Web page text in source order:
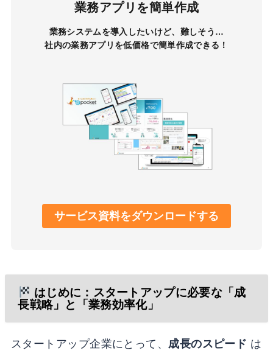
業務アプリを簡単作成
業務システムを導入したいけど、難しそう…
社内の業務アプリを低価格で簡単作成できる！
サービス資料をダウンロードする
はじめに：スタートアップに必要な「成
長戦略」と「業務効率化」
スタートアップ企業にとって、 成長のスピード は